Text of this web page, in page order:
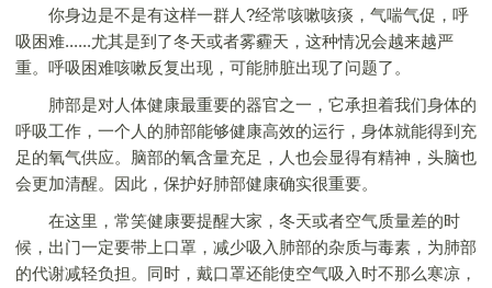
你身边是不是有这样一群人?经常咳嗽咳痰，气喘气促，呼
吸困难......尤其是到了冬天或者雾霾天，这种情况会越来越严
重。呼吸困难咳嗽反复出现，可能肺脏出现了问题了。
肺部是对人体健康最重要的器官之一，它承担着我们身体的
呼吸工作，一个人的肺部能够健康高效的运行，身体就能得到充
足的氧气供应。脑部的氧含量充足，人也会显得有精神，头脑也
会更加清醒。因此，保护好肺部健康确实很重要。
在这里，常笑健康要提醒大家，冬天或者空气质量差的时
候，出门一定要带上口罩，减少吸入肺部的杂质与毒素，为肺部
的代谢减轻负担。同时，戴口罩还能使空气吸入时不那么寒凉，